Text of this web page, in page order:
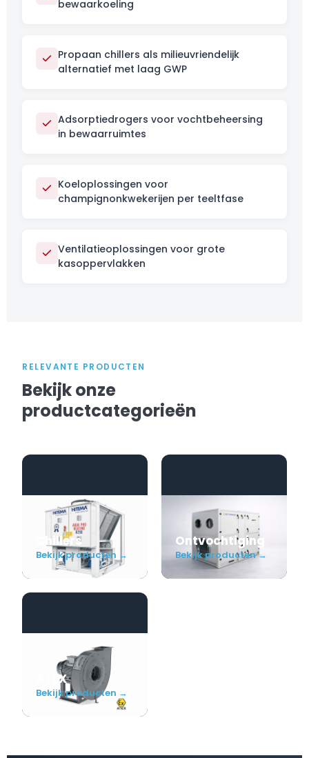
bewaarkoeling
Propaan chillers als milieuvriendelijk
alternatief met laag GWP
Adsorptiedrogers voor vochtbeheersing
in bewaarruimtes
Koeloplossingen voor
champignonkwekerijen per teeltfase
Ventilatieoplossingen voor grote
kasoppervlakken
RELEVANTE PRODUCTEN
Bekijk onze
productcategorieën
Chillers
Bekijk producten →
Ontvochtiging
Bekijk producten →
ATEX
Bekijk producten →